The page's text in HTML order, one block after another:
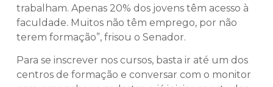
trabalham. Apenas 20% dos jovens têm acesso à
faculdade. Muitos não têm emprego, por não
terem formação”, frisou o Senador.
Para se inscrever nos cursos, basta ir até um dos
centros de formação e conversar com o monitor